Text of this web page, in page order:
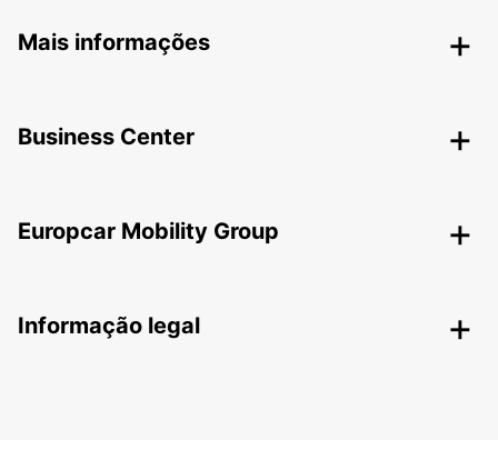
Mais informações
Business Center
Europcar Mobility Group
Informação legal